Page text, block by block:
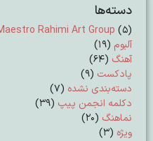
دسته‌ها
Rahimi Art Group (5)
آلبوم (19)
آهنگ (64)
پادکست (9)
دسته‌بندی نشده (7)
دکلمه انجمن پیپ (39)
نماهنگ (20)
ویژه (3)